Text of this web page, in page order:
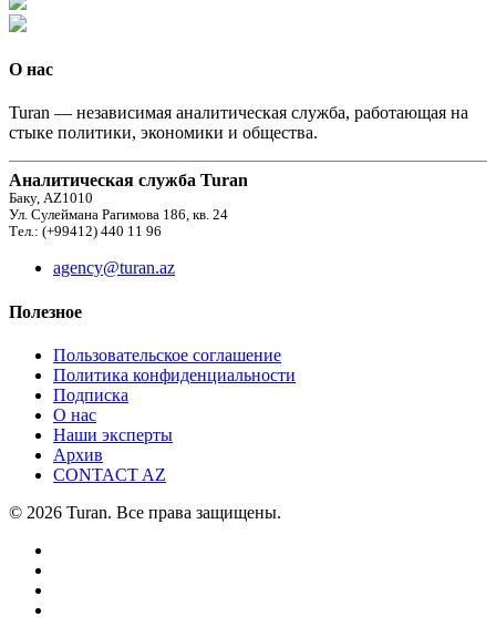
О нас
Turan — независимая аналитическая служба, работающая на
стыке политики, экономики и общества.
Аналитическая служба Turan
Баку, AZ1010
Ул. Сулеймана Рагимова 186, кв. 24
Тел.: (+99412) 440 11 96
agency@turan.az
Полезное
Пользовательское соглашение
Политика конфиденциальности
Подписка
О нас
Наши эксперты
Архив
CONTACT AZ
© 2026 Turan. Все права защищены.